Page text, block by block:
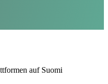
auf Suomi